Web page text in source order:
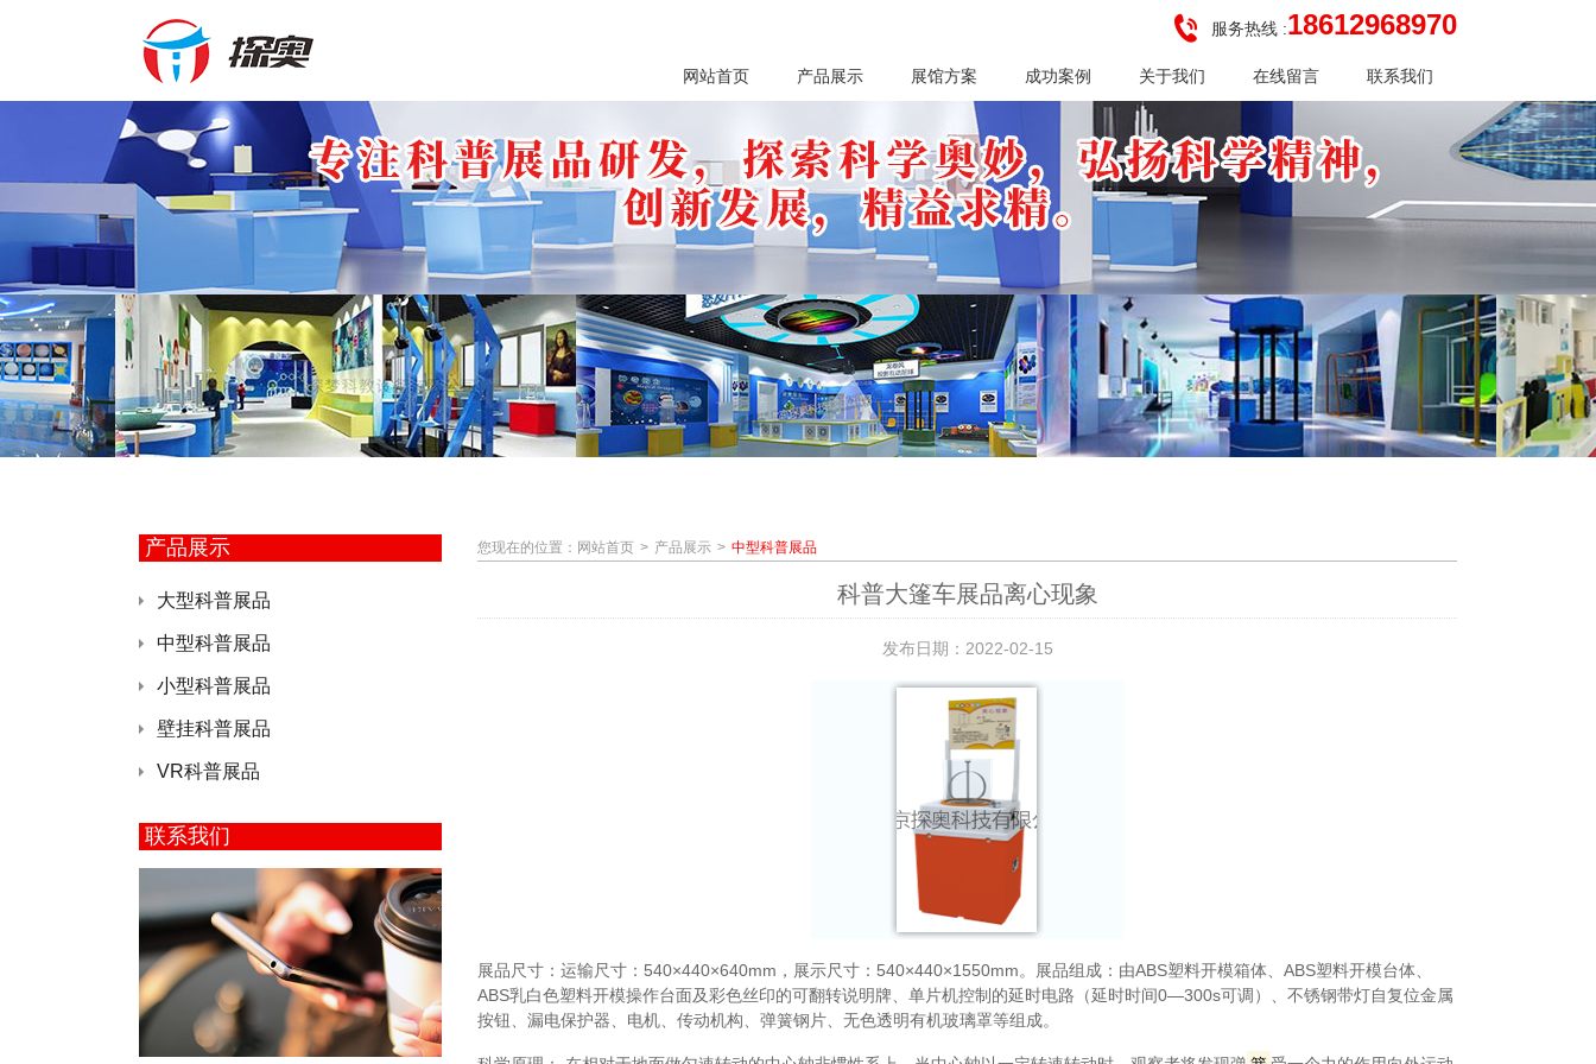
网站首页 产品展示 展馆方案 成功案例 关于我们 在线留言 联系我们
服务热线 :18612968970
产品展示
大型科普展品
中型科普展品
小型科普展品
壁挂科普展品
VR科普展品
联系我们
您现在的位置： 网站首页 产品展示 中型科普展品
科普大篷车展品离心现象
发布日期：2022-02-15
展品尺寸：运输尺寸：540×440×640mm，展示尺寸：540×440×1550mm。展品组成：由ABS塑料开模箱体、ABS塑料开模台体、
ABS乳白色塑料开模操作台面及彩色丝印的可翻转说明牌、单片机控制的延时电路（延时时间0—300s可调）、不锈钢带灯自复位金属
按钮、漏电保护器、电机、传动机构、弹簧钢片、无色透明有机玻璃罩等组成。